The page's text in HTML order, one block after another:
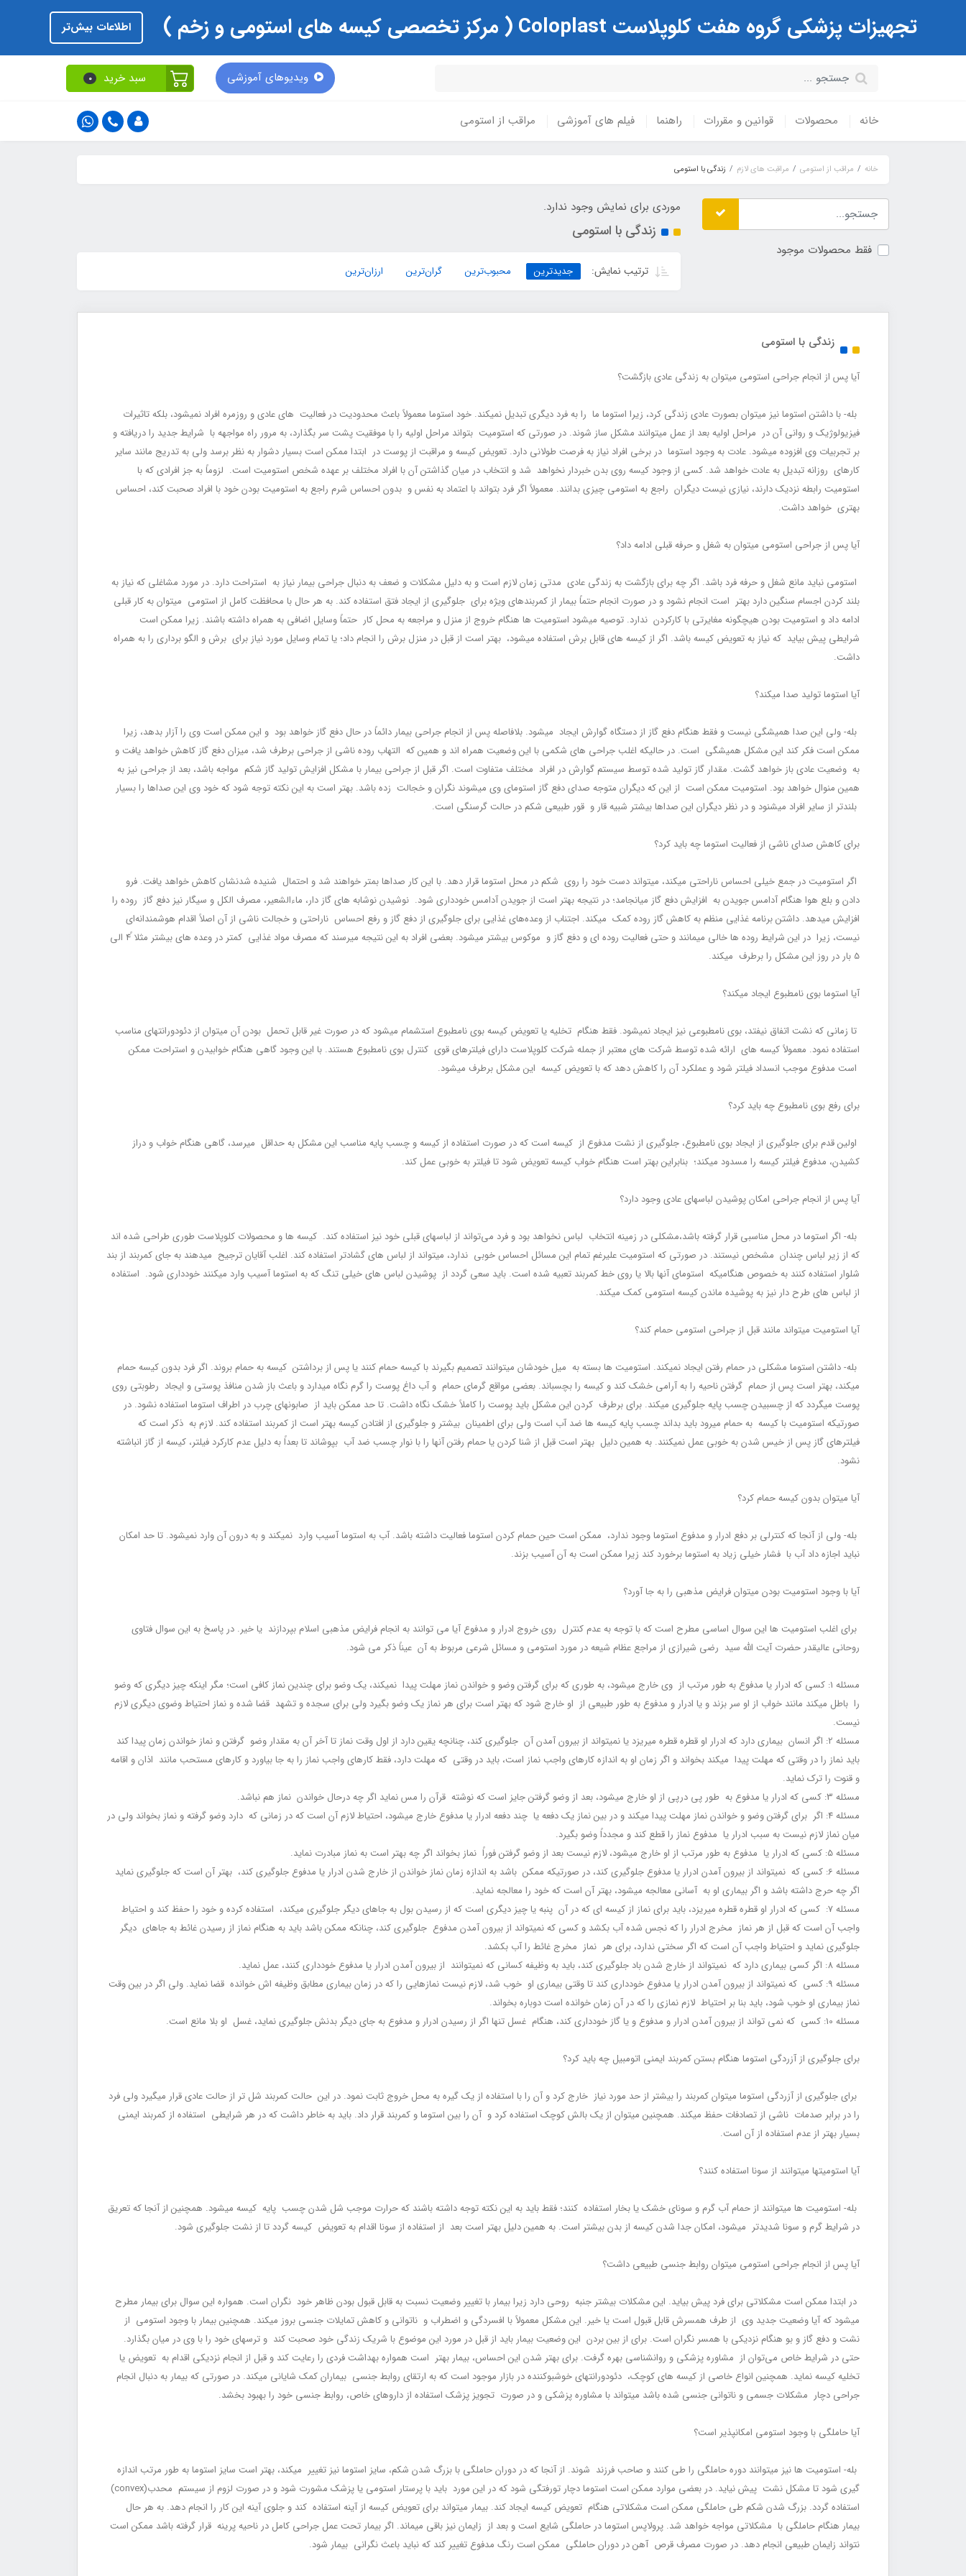
تجهیزات پزشکی گروه هفت کلوپلاست Coloplast ( مرکز تخصصی کیسه های استومی و زخم ) اطلاعات بیش‌تر
ویدیوهای آموزشی سبد خرید 0
خانه محصولات قوانین و مقررات راهنما فیلم های آموزشی مراقب از استومی
خانه مراقب از استومی مراقبت های لازم زندگی با استومی
فقط محصولات موجود
موردی برای نمایش وجود ندارد.
زندگی با استومی
ترتیب نمایش: جدیدترین محبوب‌ترین گران‌ترین ارزان‌ترین
زندگی با استومی
آیا پس از انجام جراحی استومی می‏توان به زندگی عادی بازگشت؟
بله- با داشتن استوما نیز می‏توان بصورت عادی زندگی کرد، زیرا استوما ما را به فرد دیگری تبدیل نمی‏کند. خود استوما معمولاً باعث محدودیت در فعالیت ‏های عادی و روزمره افراد نمی‏شود، بلکه تاثیرات
فیزیولوژیک و روانی آن در مراحل اولیه بعد از عمل می‎توانند مشکل ‏ساز شوند. در صورتی که استومیت بتواند مراحل اولیه را با موفقیت پشت سر بگذارد، به مرور راه مواجهه با شرایط جدید را دریافته و
بر تجربیات وی افزوده می‏شود. عادت به وجود استوما در برخی افراد نیاز به فرصت طولانی دارد. تعویض کیسه و مراقبت از پوست در ابتدا ممکن است بسیار دشوار به نظر برسد ولی به تدریج مانند سایر
کارهای روزانه تبدیل به عادت خواهد ‏شد. کسی از وجود کیسه روی بدن خبردار نخواهد شد و انتخاب در میان گذاشتن آن با افراد مختلف بر عهده شخص استومیت است. لزوماً به جز افرادی که با
استومیت رابطه نزدیک دارند، نیازی نیست دیگران راجع به استومی چیزی بدانند. معمولاً اگر فرد بتواند با اعتماد به نفس و بدون احساس شرم راجع به استومیت بودن خود با افراد صحبت کند، احساس
بهتری خواهد داشت.
آیا پس از جراحی استومی می‏توان به شغل و حرفه قبلی ادامه داد؟
استومی نباید مانع شغل و حرفه فرد باشد. اگر چه برای بازگشت به زندگی عادی مدتی زمان لازم است و به دلیل مشکلات و ضعف به دنبال جراحی بیمار نیاز به استراحت دارد. در مورد مشاغلی که نیاز به
بلند کردن اجسام سنگین دارد بهتر است انجام نشود و در صورت انجام حتماً بیمار از کمربندهای ویژه برای جلوگیری از ایجاد فتق استفاده کند. به هر حال با محافظت کامل از استومی می‏توان به کار قبلی
ادامه داد و استومیت بودن هیچ‏گونه مغایرتی با کارکردن ندارد. توصیه می‏شود استومیت‏ ها هنگام خروج از منزل و مراجعه به محل کار حتماً وسایل اضافی به همراه داشته باشند. زیرا ممکن است
شرایطی پیش بیاید که نیاز به تعویض کیسه باشد. اگر از کیسه ‏های قابل برش استفاده می‏شود، بهتر است از قبل در منزل برش را انجام داد؛ یا تمام وسایل مورد نیاز برای برش و الگو برداری را به همراه
داشت.
آیا استوما تولید صدا می‎کند؟
بله- ولی این صدا همیشگی نیست و فقط هنگام دفع گاز از دستگاه گوارش ایجاد می‏شود. بلافاصله پس از انجام جراحی بیمار دائماً در حال دفع گاز خواهد بود و این ممکن است وی را آزار بدهد، زیرا
ممکن است فکر کند این مشکل همیشگی است. در حالی‏که اغلب جراحی ‏های شکمی با این وضعیت همراه اند و همین که التهاب روده‏ ناشی از جراحی برطرف شد، میزان دفع گاز کاهش خواهد یافت و
به وضعیت عادی باز خواهد گشت. مقدار گاز تولید شده توسط سیستم گوارش در افراد مختلف متفاوت است. اگر قبل از جراحی بیمار با مشکل افزایش تولید گاز شکم مواجه باشد، بعد از جراحی نیز به
همین منوال خواهد بود. استومیت ممکن است از این که دیگران متوجه صدای دفع گاز استومای وی می‏شوند نگران و خجالت‏ زده باشد. بهتر است به این نکته توجه شود که خود وی این صداها را بسیار
بلندتر از سایر افراد می‏شنود و در نظر دیگران این صداها بیشتر شبیه قار و قور طبیعی شکم در حالت گرسنگی است.
برای کاهش صدای ناشی از فعالیت استوما چه باید کرد؟
اگر استومیت در جمع خیلی احساس ناراحتی می‏کند، می‏تواند دست خود را روی شکم در محل استوما قرار دهد. با این کار صداها بم‏تر خواهند شد و احتمال شنیده شدنشان کاهش خواهد یافت. فرو
دادن و بلع هوا هنگام آدامس جویدن به افزایش دفع گاز می‏انجامد؛ در نتیجه بهتر است از جویدن آدامس خودداری شود. نوشیدن نوشابه ‏های گاز دار، ماءالشعیر، مصرف الکل و سیگار نیز دفع گاز روده را
افزایش می‏دهد. داشتن برنامه غذایی منظم به کاهش گاز روده کمک می‏کند. اجتناب از‌‌ ‌وعده‌های غذایی برای جلوگیری از دفع گاز و رفع احساس ناراحتی و خجالت ناشی از آن اصلاً اقدام هوشمندانه‌‌‌‌‌‌‌‌‌‌ای
نیست، زیرا در این شرایط رود‏ه‏ ها خالی می‏مانند و حتی فعالیت روده‏ ای و دفع گاز و موکوس بیشتر می‏شود. بعضی افراد به این نتیجه می‏رسند که مصرف مواد غذایی کمتر در وعده ‏های بیشتر مثلا ً4 الی
5 بار در روز این مشکل را برطرف می‏کند.
آیا استوما بوی نامطبوع ایجاد می‏کند؟
تا زمانی که نشت اتفاق نیفتد، بوی نامطبوعی نیز ایجاد نمی‏شود. فقط هنگام تخلیه یا تعویض کیسه بوی نامطبوع استشمام می‏شود که در صورت غیر قابل تحمل بودن آن می‏توان از دئودورانت‏های مناسب
استفاده نمود. معمولاً کیسه‏ های ارائه شده توسط شرکت‏ های معتبر از جمله شرکت کلوپلاست دارای فیلترهای قوی کنترل بوی نامطبوع هستند. با این وجود گاهی هنگام خوابیدن و استراحت ممکن
است مدفوع موجب انسداد فیلتر شود و عملکرد آن را کاهش دهد که با تعویض کیسه این مشکل برطرف می‏شود.
برای رفع بوی نامطبوع چه باید کرد؟
اولین قدم برای جلوگیری از ایجاد بوی نامطبوع، جلوگیری از نشت مدفوع از کیسه است که در صورت استفاده از کیسه و چسب پایه مناسب این مشکل به حداقل می‏رسد، گاهی هنگام خواب و دراز
کشیدن، مدفوع فیلتر کیسه را مسدود می‏کند؛ بنابراین بهتر است هنگام خواب کیسه تعویض شود تا فیلتر به خوبی عمل کند.
آیا پس از انجام جراحی امکان پوشیدن لباس‏های عادی وجود دارد؟
بله- اگر استوما در محل مناسبی قرار گرفته باشد،مشکلی در زمینه انتخاب لباس نخواهد بود و فرد می‌تواند از لباس‏های قبلی خود نیز استفاده کند. کیسه ‏ها و محصولات کلوپلاست طوری طراحی شده ‏اند
که از زیر لباس چندان مشخص نیستند. در صورتی که استومیت علی‏رغم تمام این مسائل احساس خوبی ندارد، می‏تواند از لباس ‏های گشادتر استفاده کند. اغلب آقایان ترجیح می‏دهند به جای کمربند از بند
شلوار استفاده کنند به خصوص هنگامی‏که استومای آن‏ها بالا یا روی خط کمربند تعبیه شده است. باید سعی گردد از پوشیدن لباس ‏های خیلی تنگ که به استوما آسیب وارد می‏کنند خودداری شود. استفاده
از لباس‏ های طرح دار نیز به پوشیده ماندن کیسه استومی کمک می‏کند.
آیا استومیت می‏تواند مانند قبل از جراحی استومی حمام کند؟
بله- داشتن استوما مشکلی در حمام رفتن ایجاد نمی‏کند. استومیت ‏ها بسته به میل خودشان می‏توانند تصمیم بگیرند با کیسه حمام کنند یا پس از برداشتن کیسه به حمام بروند. اگر فرد بدون کیسه حمام
می‏کند، بهتر است پس از حمام گرفتن ناحیه را به آرامی خشک کند و کیسه را بچسباند. بعضی مواقع گرمای حمام و آب داغ پوست را گرم نگاه می‏دارد و باعث باز شدن منافذ پوستی و ایجاد رطوبتی روی
پوست می‏گردد که از چسبیدن چسب پایه جلوگیری می‏کند. برای برطرف کردن این مشکل باید پوست را کاملاً خشک نگاه داشت. تا حد ممکن باید از صابون‏های چرب در اطراف استوما استفاده نشود. در
صورتی‏که استومیت با کیسه به حمام می‏رود باید بداند چسب پایه کیسه ‏ها ضد آب است ولی برای اطمینان بیشتر و جلوگیری از افتادن کیسه بهتر است از کمربند استفاده کند. لازم به ذکر است که
فیلترهای گاز پس از خیس شدن به خوبی عمل نمی‏کنند. به همین دلیل بهتر است قبل از شنا کردن یا حمام رفتن آن‏ها را با نوار چسب ضد آب بپوشاند تا بعداً به دلیل عدم کارکرد فیلتر، کیسه از گاز انباشته
نشود.
آیا می‏توان بدون کیسه حمام کرد؟
بله- ولی از آن‏جا که کنترلی بر دفع ادرار و مدفوع استوما وجود ندارد، ممکن است حین حمام کردن استوما فعالیت داشته باشد. آب به استوما آسیب وارد نمی‏کند و به درون آن وارد نمی‏شود. تا حد امکان
نباید اجازه داد آب با فشار خیلی زیاد به استوما برخورد کند زیرا ممکن است به آن آسیب بزند.
آیا با وجود استومیت بودن می‏توان فرایض مذهبی را به جا آورد؟
برای اغلب استومیت‏ ها این سوال اساسی مطرح است که با توجه به عدم کنترل روی خروج ادرار و مدفوع آیا می توانند به انجام فرایض مذهبی اسلام بپردازند یا خیر. در پاسخ به این سوال فتاوی
روحانی عالی‎قدر حضرت آیت ‏الله سید رضی شیرازی از مراجع عظام شیعه در مورد استومی و مسائل شرعی مربوط به آن عیناً ذکر می شود.
مسئله 1: کسی که ادرار یا مدفوع به طور مرتب از وی خارج می‏شود، به طوری که برای گرفتن وضو و خواندن نماز مهلت پیدا نمی‏کند، یک وضو برای چندین نماز کافی است؛ مگر این‏که چیز دیگری که وضو
را باطل می‏کند مانند خواب از او سر بزند و یا ادرار و مدفوع به طور طبیعی از او خارج شود که بهتر است برای هر نماز یک وضو بگیرد ولی برای سجده و تشهد قضا شده و نماز احتیاط وضوی دیگری لازم
نیست.
مسئله 2: اگر انسان بیماری دارد که ادرار او قطره قطره می‏ریزد یا نمی‏تواند از بیرون آمدن آن جلوگیری کند، چنان‏چه یقین دارد از اول وقت نماز تا آخر آن به مقدار وضو گرفتن و نماز خواندن زمان پیدا کند
باید نماز را در وقتی که مهلت پیدا می‏کند بخواند و اگر زمان او به اندازه کارهای واجب نماز است، باید در وقتی که مهلت دارد، فقط کارهای واجب نماز را به جا بیاورد و کارهای مستحب مانند اذان و اقامه
و قنوت را ترک نماید.
مسئله 3: کسی که ادرار یا مدفوع به طور پی ‏در‏پی از او خارج می‏شود، بعد از وضو گرفتن جایز است که نوشته قرآن را مس نماید اگر چه درحال خواندن نماز هم نباشد.
مسئله 4: اگر برای گرفتن وضو و خواندن نماز مهلت پیدا می‏کند و در بین نماز یک دفعه یا چند دفعه ادرار یا مدفوع خارج می‏شود، احتیاط لازم آن است که در زمانی که دارد وضو گرفته و نماز بخواند ولی در
میان نماز لازم نیست به سبب ادرار یا مدفوع نماز را قطع کند و مجدداً وضو بگیرد.
مسئله 5: کسی که ادرار یا مدفوع به طور مرتب از او خارج می‎شود، لازم نیست بعد از وضو گرفتن فوراً نماز بخواند اگر چه بهتر است به نماز مبادرت نماید.
مسئله 6: کسی که نمی‏تواند از بیرون آمدن ادرار یا مدفوع جلوگیری کند، در صورتی‏که ممکن باشد به اندازه زمان نماز خواندن از خارج شدن ادرار یا مدفوع جلوگیری کند، بهتر آن است که جلوگیری نماید
اگر چه حرج داشته باشد و اگر بیماری او به آسانی معالجه می‏شود، بهتر آن است که خود را معالجه نماید.
مسئله 7: کسی که ادرار او قطره قطره می‏ریزد، باید برای نماز از کیسه‏ ای که در آن پنبه یا چیز دیگری است که از رسیدن بول به جاهای دیگر جلوگیری می‏کند، استفاده کرده و خود را حفظ کند و احتیاط
واجب آن است که قبل از هر نماز مخرج ادرار را که نجس شده آب بکشد و کسی که نمی‏تواند از بیرون آمدن مدفوع جلوگیری کند، چنان‏که ممکن باشد باید به هنگام نماز از رسیدن غائط به جاهای دیگر
جلوگیری نماید و احتیاط واجب آن است که اگر سختی ندارد، برای هر نماز مخرج غائط را آب بکشد.
مسئله 8: اگر کسی بیماری دارد که نمی‏تواند از خارج شدن باد جلوگیری کند، باید به وظیفه کسانی که نمی‏توانند از بیرون آمدن ادرار یا مدفوع خودداری کنند، عمل نماید.
مسئله 9: کسی که نمی‏تواند از بیرون آمدن ادرار یا مدفوع خودداری کند تا وقتی بیماری او خوب شد، لازم نیست نمازهایی را که در زمان بیماری مطابق وظیفه ‏اش خوانده قضا نماید. ولی اگر در بین وقت
نماز بیماری او خوب شود، باید بنا بر احتیاط لازم نمازی را که در آن زمان خوانده است دوباره بخواند.
مسئله 10: کسی که نمی تواند از بیرون آمدن ادرار و مدفوع و یا گاز خودداری کند، هنگام غسل تنها اگر از رسیدن ادرار و مدفوع به جای دیگر بدنش جلوگیری نماید، غسل او بلا مانع است.
برای جلوگیری از آزردگی استوما هنگام بستن کمربند ایمنی اتومبیل چه باید کرد؟
برای جلوگیری از آزردگی استوما می‏توان کمربند را بیشتر از حد مورد نیاز خارج کرد و آن را با استفاده از یک گیره به محل خروج ثابت نمود. در این حالت کمربند شل‏ تر از حالت عادی قرار می‏گیرد ولی فرد
را در برابر صدمات ناشی از تصادفات حفظ می‏کند. هم‏چنین می‏توان از یک بالش کوچک استفاده کرد و آن را بین استوما و کمربند قرار داد. باید به خاطر داشت که در هر شرایطی استفاده از کمربند ایمنی
بسیار بهتر از عدم استفاده از آن است.
آیا استومیت‏ها می‏توانند از سونا استفاده کنند؟
بله- استومیت‏ ها می‏توانند از حمام آب گرم و سونای خشک یا بخار استفاده کنند؛ فقط باید به این نکته توجه داشته باشند که حرارت موجب شل شدن چسب پایه کیسه می‏شود. هم‏چنین از آن‏جا که تعریق
در شرایط گرم و سونا شدیدتر می‏شود، امکان جدا شدن کیسه از بدن بیشتر است. به همین دلیل بهتر است بعد از استفاده از سونا اقدام به تعویض کیسه گردد تا از نشت جلوگیری شود.
آیا پس از انجام جراحی استومی می‏توان روابط جنسی طبیعی داشت؟
در ابتدا ممکن است مشکلاتی برای فرد پیش بیاید. این مشکلات بیشتر جنبه روحی دارد زیرا بیمار با تغییر وضعیت نسبت به قابل قبول بودن ظاهر خود نگران است. همواره این سوال برای بیمار مطرح
می‏شود که آیا وضعیت جدید وی از طرف همسرش قابل قبول است یا خیر. این مشکل معمولاً با افسردگی و اضطراب و ناتوانی و کاهش تمایلات جنسی بروز می‏کند. هم‏چنین بیمار با وجود استومی از
نشت و دفع گاز و بو هنگام نزدیکی با همسر نگران است. برای از بین بردن این وضعیت بیمار باید از قبل در مورد این موضوع با شریک زندگی خود صحبت کند و ترس‏های خود را با وی در میان بگذارد.
حتی در شرایط خاص می‌توان از مشاوره پزشکی و روان‏شناسی بهره گرفت. برای بهتر شدن این احساس، بیمار بهتر است همواره بهداشت فردی را رعایت کند و قبل از انجام نزدیکی اقدام به تعویض یا
تخلیه کیسه نماید. هم‏چنین انواع خاصی از کیسه‏ های کوچک، دئودورانت‏های خوشبوکننده در بازار موجود است که به ارتقای روابط جنسی بیماران کمک شایانی می‏کند. در صورتی که بیمار به دنبال انجام
جراحی دچار مشکلات جسمی و ناتوانی جنسی شده باشد می‏تواند با مشاوره پزشکی و در صورت تجویز پزشک استفاده از داروهای خاص، روابط جنسی خود را بهبود بخشد.
آیا حاملگی با وجود استومی امکان‏پذیر است؟
بله- استومیت‏ ها نیز می‏توانند دوره حاملگی را طی کنند و صاحب فرزند شوند. از آن‏جا که در دوران حاملگی با بزرگ شدن شکم، سایز استوما نیز تغییر می‏‏کند، بهتر است سایز استوما به طور مرتب اندازه‏
گیری شود تا مشکل نشت پیش نیاید. در بعضی موارد ممکن است استوما دچار تورفتگی شود که در این مورد باید با پرستار استومی یا پزشک مشورت شود و در صورت لزوم از سیستم محدب(convex)
استفاده گردد. بزرگ شدن شکم طی حاملگی ممکن است مشکلاتی هنگام تعویض کیسه ایجاد کند. بیمار می‏تواند برای تعویض کیسه از آینه استفاده کند و جلوی آینه این کار را انجام دهد. به هر حال
بیمار هنگام حاملگی با مشکلاتی مواجه خواهد شد. پرولاپس استوما در حاملگی شایع است و بعد از زایمان نیز باقی می‏ماند. اگر بیمار تحت عمل جراحی کامل در ناحیه پرینه قرار گرفته باشد ممکن است
نتواند زایمان طبیعی انجام دهد. در صورت مصرف قرص آهن در دوران حاملگی ممکن است رنگ مدفوع تغییر کند که نباید باعث نگرانی بیمار شود.